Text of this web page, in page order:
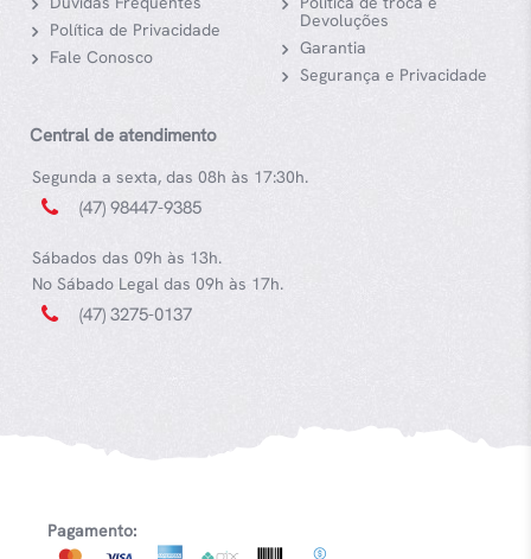
Política de Privacidade
Fale Conosco
Devoluções
Garantia
Segurança e Privacidade
Central de atendimento
Segunda a sexta, das 08h às 17:30h.
(47) 98447-9385
Sábados das 09h às 13h.
No Sábado Legal das 09h às 17h.
(47) 3275-0137
Pagamento: